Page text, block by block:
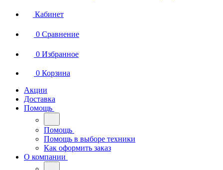
Кабинет
0 Сравнение
0 Избранное
0 Корзина
Акции
Доставка
Помощь
Помощь
Помощь в выборе техники
Как оформить заказ
О компании